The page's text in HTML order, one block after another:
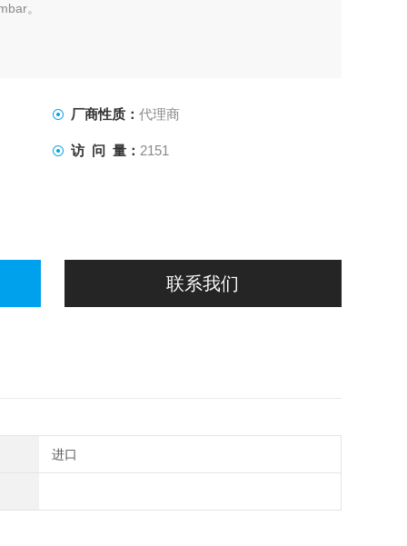
。
厂商性质： 代理商
访 问 量： 2151
联系我们
进口